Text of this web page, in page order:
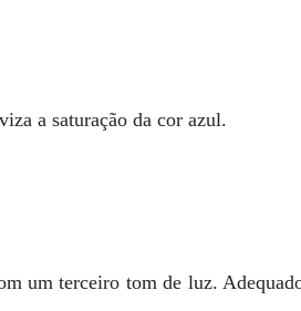
a saturação da cor azul.
um terceiro tom de luz.